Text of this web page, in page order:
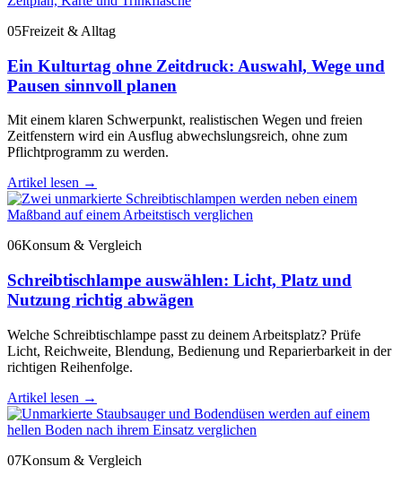
05Freizeit & Alltag
Ein Kulturtag ohne Zeitdruck: Auswahl, Wege und
Pausen sinnvoll planen
Mit einem klaren Schwerpunkt, realistischen Wegen und freien
Zeitfenstern wird ein Ausflug abwechslungsreich, ohne zum
Pflichtprogramm zu werden.
Artikel lesen →
06Konsum & Vergleich
Schreibtischlampe auswählen: Licht, Platz und
Nutzung richtig abwägen
Welche Schreibtischlampe passt zu deinem Arbeitsplatz? Prüfe
Licht, Reichweite, Blendung, Bedienung und Reparierbarkeit in der
richtigen Reihenfolge.
Artikel lesen →
07Konsum & Vergleich